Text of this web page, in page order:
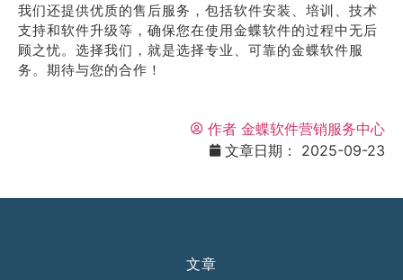
我们还提供优质的售后服务，包括软件安装、培训、技术
支持和软件升级等，确保您在使用金蝶软件的过程中无后
顾之忧。选择我们，就是选择专业、可靠的金蝶软件服
务。期待与您的合作！
作者 金蝶软件营销服务中心
文章日期：
2025-09-23
文章